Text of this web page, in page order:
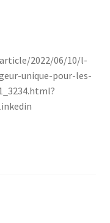
2022/06/10/l-
unique-pour-les-